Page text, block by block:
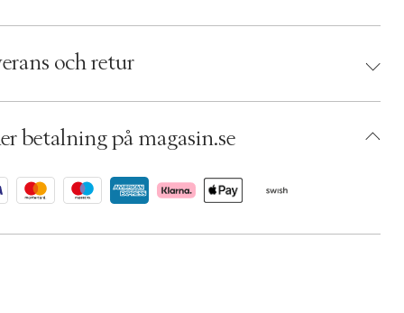
3596200081309och retur
betalning på magasin.se